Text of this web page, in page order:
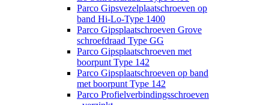
Parco Gipsvezelplaatschroeven op
band Hi-Lo-Type 1400
Parco Gipsplaatschroeven Grove
schroefdraad Type GG
Parco Gipsplaatschroeven met
boorpunt Type 142
Parco Gipsplaatschroeven op band
met boorpunt Type 142
Parco Profielverbindingsschroeven